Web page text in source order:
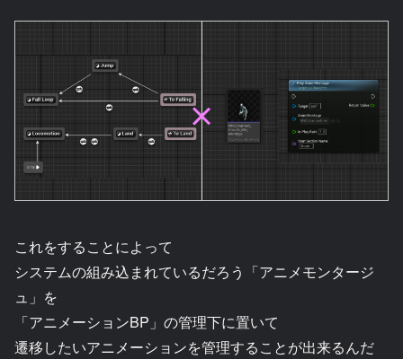
これをすることによって
システムの組み込まれているだろう「アニメモンタージ
ュ」を
「アニメーションBP」の管理下に置いて
遷移したいアニメーションを管理することが出来るんだ